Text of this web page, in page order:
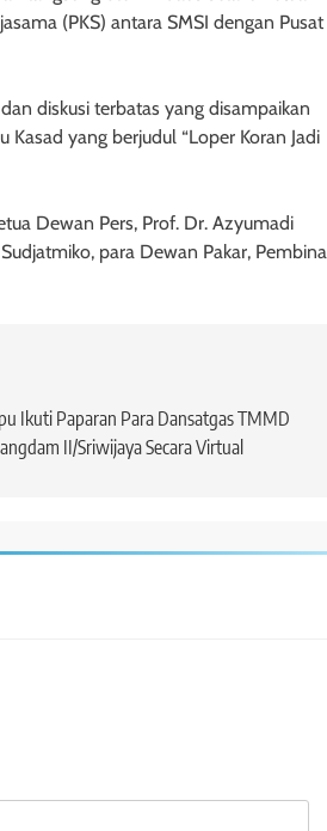
(PKS) antara SMSI dengan Pusat
diskusi terbatas yang disampaikan
yang berjudul “Loper Koran Jadi
Dewan Pers, Prof. Dr. Azyumadi
para Dewan Pakar, Pembina
Ikuti Paparan Para Dansatgas TMMD
II/Sriwijaya Secara Virtual